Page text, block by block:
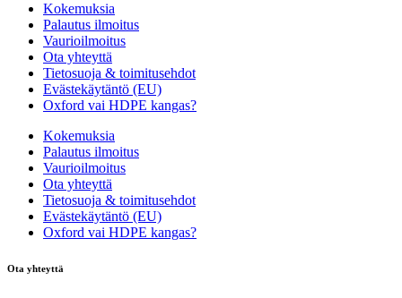
Kokemuksia
Palautus ilmoitus
Vaurioilmoitus
Ota yhteyttä
Tietosuoja & toimitusehdot
Evästekäytäntö (EU)
Oxford vai HDPE kangas?
Kokemuksia
Palautus ilmoitus
Vaurioilmoitus
Ota yhteyttä
Tietosuoja & toimitusehdot
Evästekäytäntö (EU)
Oxford vai HDPE kangas?
Ota yhteyttä